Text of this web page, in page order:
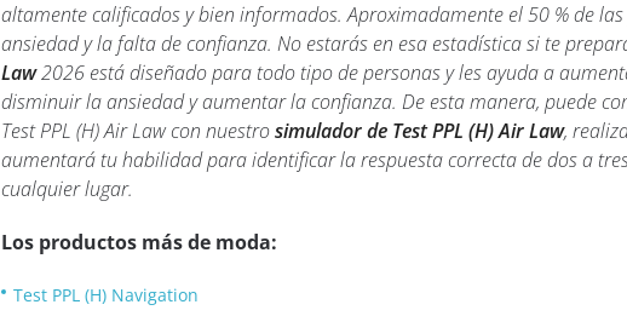
altamente calificados y bien informados. Aproximadamente el 50 % de
ansiedad y la falta de confianza. No estarás en esa estadística si te
Law2026 está diseñado para todo tipo de personas y les ayuda a
disminuir la ansiedad y aumentar la confianza. De esta manera, puede
Test PPL (H) Air Law con nuestrosimulador de Test PPL (H) Air Law,
aumentará tu habilidad para identificar la respuesta correcta de dos a
cualquier lugar.
Los productos más de moda:
Test PPL (H) Navigation